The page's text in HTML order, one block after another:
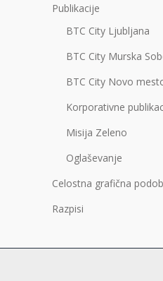
Publikacije
BTC City Ljubljana
BTC City Murska
BTC City Novo
Korporativne
Misija Zeleno
Oglaševanje
Celostna grafična
Razpisi